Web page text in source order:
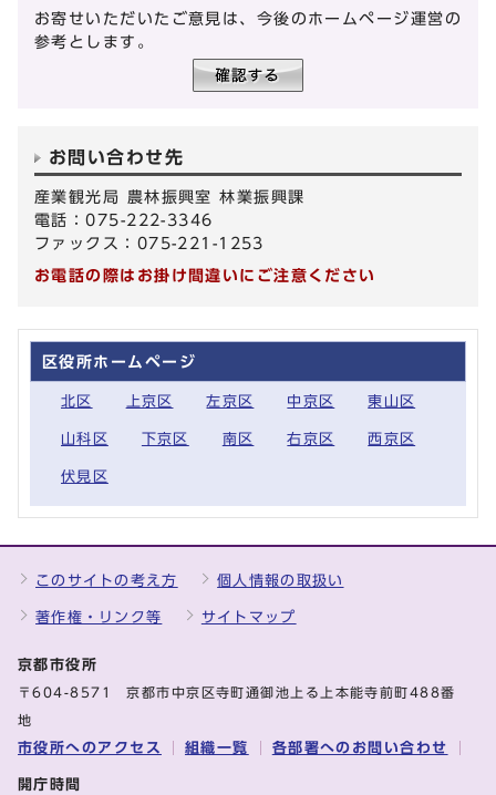
お寄せいただいたご意見は、今後のホームページ運営の
参考とします。
お問い合わせ先
産業観光局 農林振興室 林業振興課
電話：075-222-3346
ファックス：075-221-1253
お電話の際はお掛け間違いにご注意ください
区役所ホームページ
北区 上京区 左京区 中京区 東山区
山科区 下京区 南区 右京区 西京区
伏見区
このサイトの考え方 個人情報の取扱い
著作権・リンク等 サイトマップ
京都市役所
〒604-8571 京都市中京区寺町通御池上る上本能寺前町488番
地
市役所へのアクセス 組織一覧 各部署へのお問い合わせ
開庁時間